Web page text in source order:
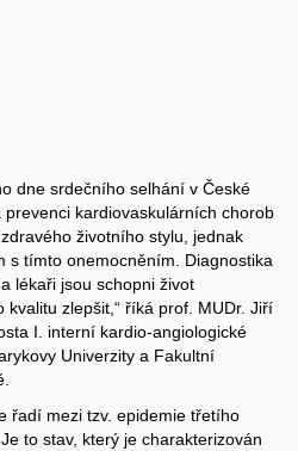
dne srdečního selhání v České
kardiovaskulárních chorob
životního stylu, jednak
s tímto onemocněním. Diagnostika
lékaři jsou schopni život
kvalitu zlepšit,“ říká prof. MUDr. Jiří
I. interní kardio-angiologické
Univerzity a Fakultní
řadí mezi tzv. epidemie třetího
to stav, který je charakterizován